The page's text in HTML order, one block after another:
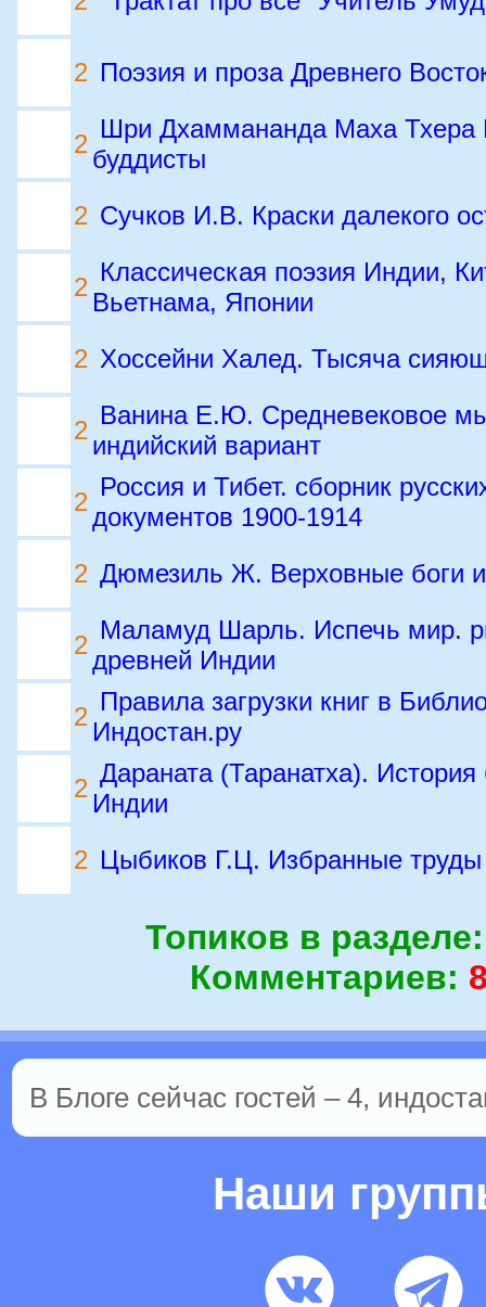
2 Поэзия и проза Древнего
2
Шри Дхаммананда Маха Тхера
буддисты
2 Сучков И.В. Краски далекого
2
Классическая поэзия Индии,
Вьетнама, Японии
2 Хоссейни Халед. Тысяча
2
Ванина Е.Ю. Средневековое
индийский вариант
2
Россия и Тибет. сборник
документов 1900-1914
2 Дюмезиль Ж. Верховные боги
2
Маламуд Шарль. Испечь мир.
древней Индии
2
Правила загрузки книг в
Индостан.ру
2
Дараната (Таранатха).
Индии
2 Цыбиков Г.Ц. Избранные труды
Топиков в
Комментариев:
В Блоге сейчас гостей – 4,
Наши